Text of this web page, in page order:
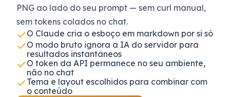
PNG ao lado do seu prompt — sem curl manual,
sem tokens colados no chat.
O Claude cria o esboço em markdown por si só
O modo bruto ignora a IA do servidor para
resultados instantâneos
O token da API permanece no seu ambiente,
não no chat
Tema e layout escolhidos para combinar com
o conteúdo